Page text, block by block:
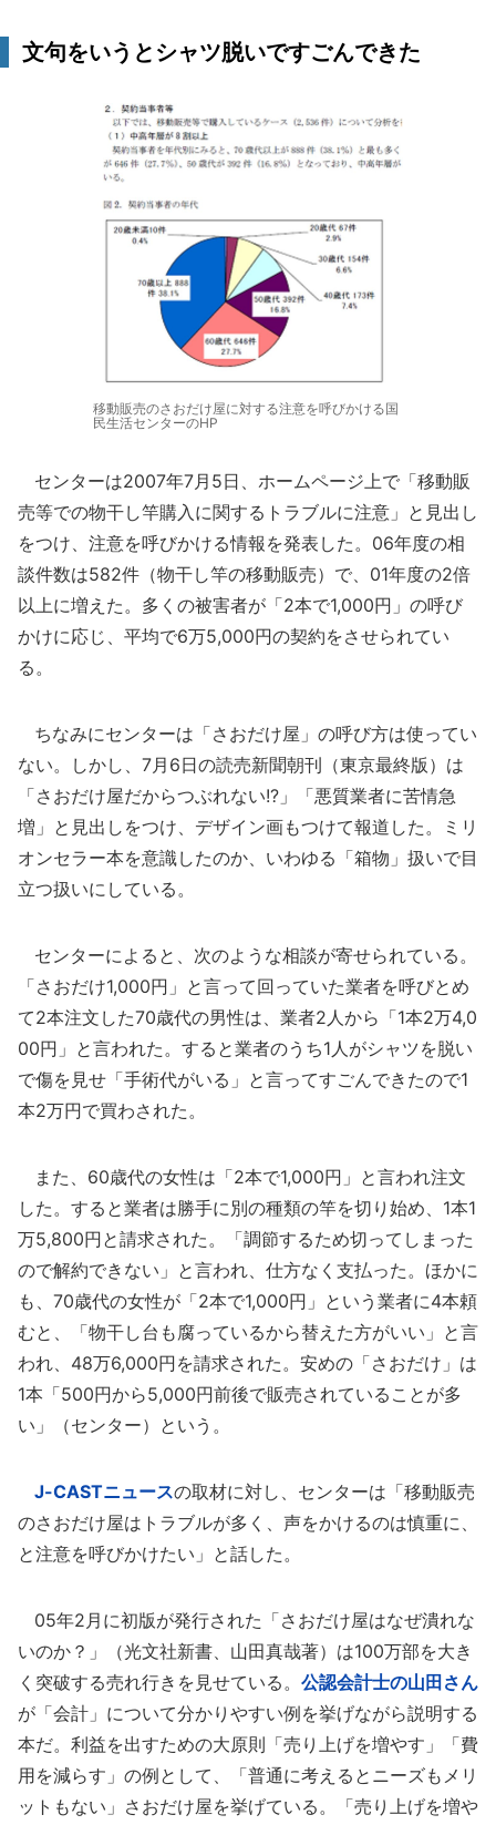
文句をいうとシャツ脱いですごんできた
移動販売のさおだけ屋に対する注意を呼びかける国
民生活センターのHP
センターは2007年7月5日、ホームページ上で「移動販
売等での物干し竿購入に関するトラブルに注意」と見出し
をつけ、注意を呼びかける情報を発表した。06年度の相
談件数は582件（物干し竿の移動販売）で、01年度の2倍
以上に増えた。多くの被害者が「2本で1,000円」の呼び
かけに応じ、平均で6万5,000円の契約をさせられてい
る。
ちなみにセンターは「さおだけ屋」の呼び方は使ってい
ない。しかし、7月6日の読売新聞朝刊（東京最終版）は
「さおだけ屋だからつぶれない!?」「悪質業者に苦情急
増」と見出しをつけ、デザイン画もつけて報道した。ミリ
オンセラー本を意識したのか、いわゆる「箱物」扱いで目
立つ扱いにしている。
センターによると、次のような相談が寄せられている。
「さおだけ1,000円」と言って回っていた業者を呼びとめ
て2本注文した70歳代の男性は、業者2人から「1本2万4,0
00円」と言われた。すると業者のうち1人がシャツを脱い
で傷を見せ「手術代がいる」と言ってすごんできたので1
本2万円で買わされた。
また、60歳代の女性は「2本で1,000円」と言われ注文
した。すると業者は勝手に別の種類の竿を切り始め、1本1
万5,800円と請求された。「調節するため切ってしまった
ので解約できない」と言われ、仕方なく支払った。ほかに
も、70歳代の女性が「2本で1,000円」という業者に4本頼
むと、「物干し台も腐っているから替えた方がいい」と言
われ、48万6,000円を請求された。安めの「さおだけ」は
1本「500円から5,000円前後で販売されていることが多
い」（センター）という。
J-CASTニュースの取材に対し、センターは「移動販売
のさおだけ屋はトラブルが多く、声をかけるのは慎重に、
と注意を呼びかけたい」と話した。
05年2月に初版が発行された「さおだけ屋はなぜ潰れな
いのか？」（光文社新書、山田真哉著）は100万部を大き
く突破する売れ行きを見せている。 公認会計士の山田さん
が「会計」について分かりやすい例を挙げながら説明する
本だ。利益を出すための大原則「売り上げを増やす」「費
用を減らす」の例として、「普通に考えるとニーズもメリ
ットもない」さおだけ屋を挙げている。「売り上げを増や